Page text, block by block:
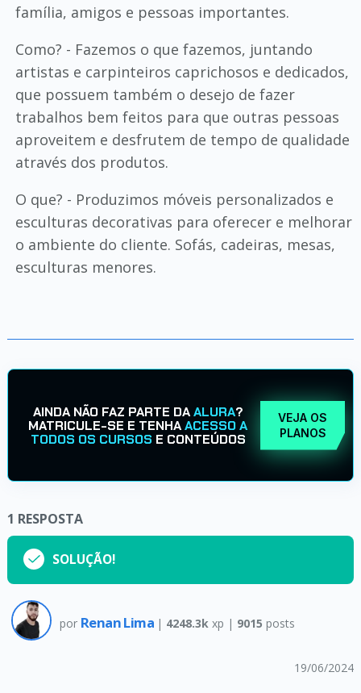
família, amigos e pessoas importantes.
Como? - Fazemos o que fazemos, juntando
artistas e carpinteiros caprichosos e dedicados,
que possuem também o desejo de fazer
trabalhos bem feitos para que outras pessoas
aproveitem e desfrutem de tempo de qualidade
através dos produtos.
O que? - Produzimos móveis personalizados e
esculturas decorativas para oferecer e melhorar
o ambiente do cliente. Sofás, cadeiras, mesas,
esculturas menores.
AINDA NÃO FAZ PARTE DAALURA?
MATRICULE-SE E TENHAACESSO A
TODOS OS CURSOS E CONTEÚDOS
VEJA OS
PLANOS
1 RESPOSTA
SOLUÇÃO!
por Renan Lima | 4248.3k xp | 9015 posts
19/06/2024